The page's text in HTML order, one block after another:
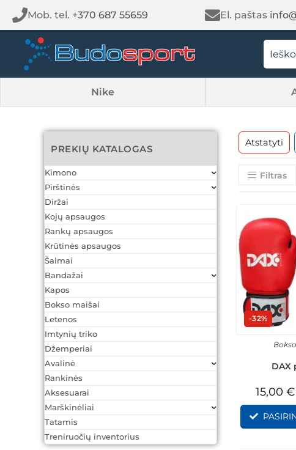
Mob. tel. +370 687 55659 El. paštas
Nike
Atstatyti
Filtras
-32%
DAX
15,00 €
PREKIŲ KATALOGAS
Kimono
Pirštinės
Diržai
Kojų apsaugos
Rankų apsaugos
Krūtinės apsaugos
Šalmai
Bandažai
Kapos
Bokso maišai
Letenos
Imtynių triko
Džemperiai
Avalinė
Rankinės
Aksesuarai
Marškinėliai
Tatamis
Treniruočių inventorius